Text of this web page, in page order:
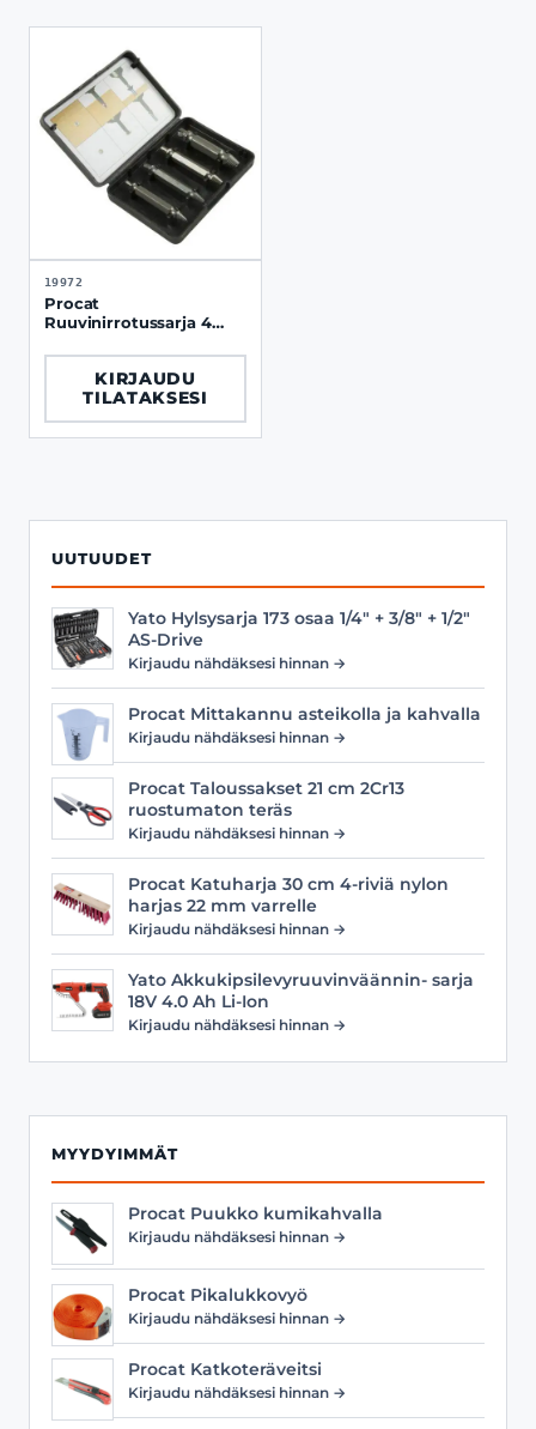
UUTUUDET
Yato Hylsysarja 173 osaa 1/4" + 3/8" + 1/2"
AS-Drive
Kirjaudu nähdäksesi hinnan →
Procat Mittakannu asteikolla ja kahvalla
Kirjaudu nähdäksesi hinnan →
Procat Taloussakset 21 cm 2Cr13
ruostumaton teräs
Kirjaudu nähdäksesi hinnan →
Procat Katuharja 30 cm 4-riviä nylon
harjas 22 mm varrelle
Kirjaudu nähdäksesi hinnan →
Yato Akkukipsilevyruuvinväännin- sarja
18V 4.0 Ah Li-Ion
Kirjaudu nähdäksesi hinnan →
MYYDYIMMÄT
Procat Puukko kumikahvalla
Kirjaudu nähdäksesi hinnan →
Procat Pikalukkovyö
Kirjaudu nähdäksesi hinnan →
Procat Katkoteräveitsi
Kirjaudu nähdäksesi hinnan →
19972
Procat
Ruuvinirrotussarja 4
KIRJAUDU
TILATAKSESI